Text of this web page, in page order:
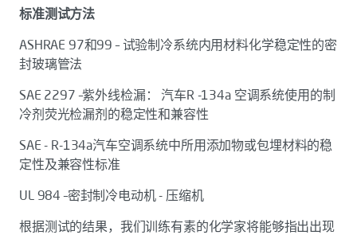
标准测试方法
ASHRAE 97和99 – 试验制冷系统内用材料化学稳定性的密
封玻璃管法
SAE 2297 –紫外线检漏： 汽车R -134a 空调系统使用的制
冷剂荧光检漏剂的稳定性和兼容性
SAE - R-134a汽车空调系统中所用添加物或包埋材料的稳
定性及兼容性标准
UL 984 –密封制冷电动机 - 压缩机
根据测试的结果，我们训练有素的化学家将能够指出出现